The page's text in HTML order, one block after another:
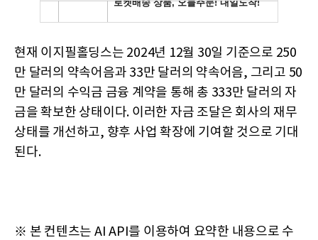
현재 이지필홀딩스는 2024년 12월 30일 기준으로 250
만 달러의 약속어음과 33만 달러의 약속어음, 그리고 50
만 달러의 수익금 금융 계약을 통해 총 333만 달러의 자
금을 확보한 상태이다. 이러한 자금 조달은 회사의 재무
상태를 개선하고, 향후 사업 확장에 기여할 것으로 기대
된다.
※ 본 컨텐츠는 AI API를 이용하여 요약한 내용으로 수